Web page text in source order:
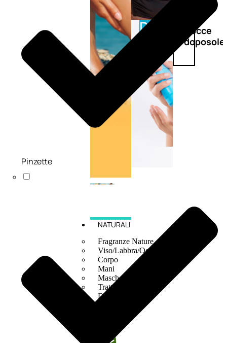
DoposoleDocce
doposole
NATURALI
Fragranze Nature
Viso/Labbra/Occhi Nature
Corpo
Mani
Maschera Nature
Trattamenti Viso
Detergenza
Pinzette